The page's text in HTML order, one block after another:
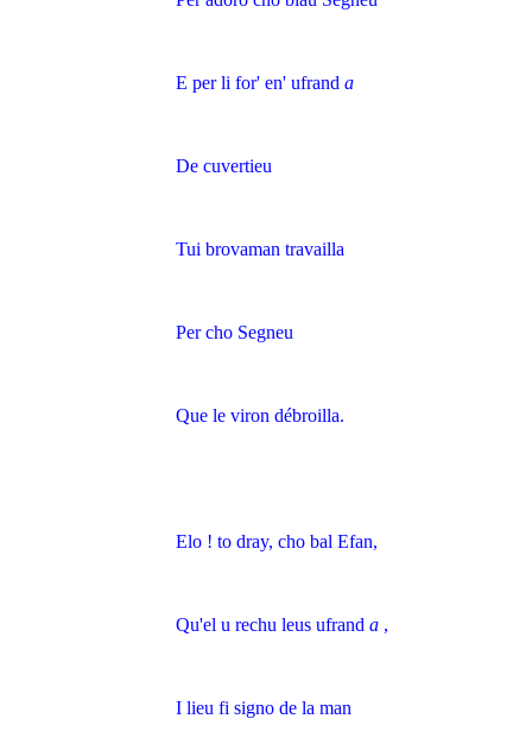
E per li for' en' ufrand a
De cuvertieu
Tui brovaman travailla
Per cho Segneu
Que le viron débroilla.
Elo ! to dray, cho bal Efan,
Qu'el u rechu leus ufrand a ,
I lieu fi signo de la man